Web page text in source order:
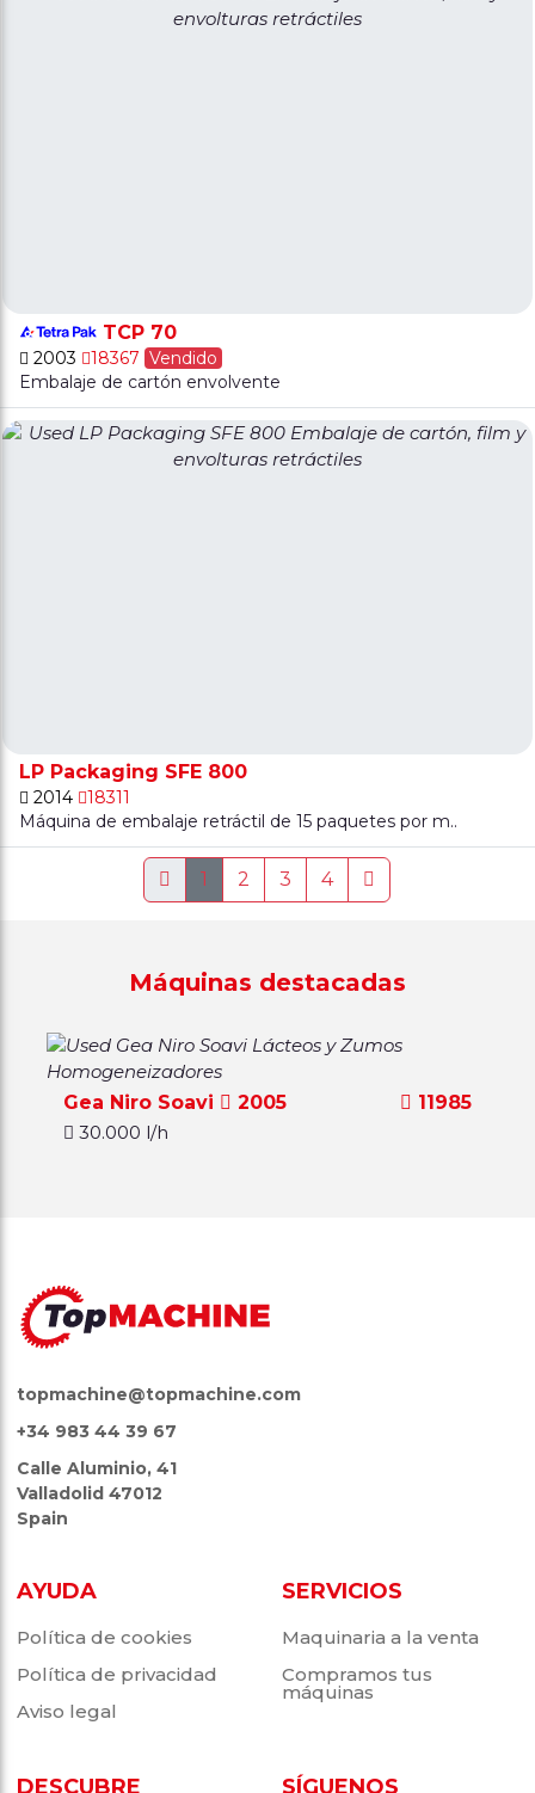
TCP 70
2003 18367 Vendido
Embalaje de cartón envolvente
LP Packaging SFE 800
2014
18311
Máquina de embalaje retráctil de 15 paquetes por m..
1 2 3 4
Máquinas destacadas
Gea Niro Soavi 2005
11985
30.000 l/h
topmachine@topmachine.com
+34 983 44 39 67
Calle Aluminio, 41
Valladolid 47012
Spain
AYUDA
Política de cookies
Política de privacidad
Aviso legal
SERVICIOS
Maquinaria a la venta
Compramos tus
máquinas
DESCUBRE SÍGUENOS